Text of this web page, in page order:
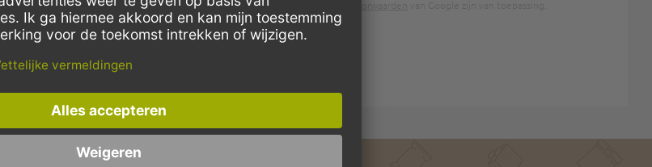
We gebruiken reCAPTCHA. Hetprivacybeleid
Bekijk onsprivacybeleid voor meer informatie.